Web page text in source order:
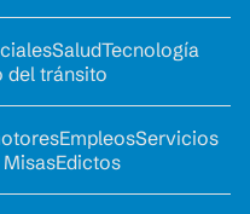
SaludTecnología
del tránsito
EmpleosServicios
Edictos